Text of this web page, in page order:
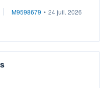
signale ...
M9598679 • 24 juil. 2026